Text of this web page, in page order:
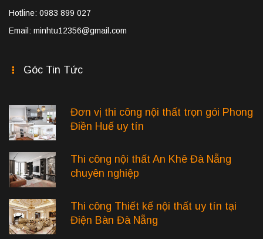
Hotline: 0983 899 027
Email: minhtu12356@gmail.com
Góc Tin Tức
Đơn vị thi công nội thất trọn gói Phong
Điền Huế uy tín
Thi công nội thất An Khê Đà Nẵng
chuyên nghiệp
Thi công Thiết kế nội thất uy tín tại
Điện Bàn Đà Nẵng